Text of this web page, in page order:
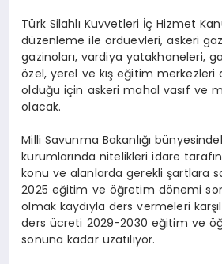
Türk Silahlı Kuvvetleri İç Hizmet
düzenleme ile orduevleri, askeri
gazinoları, vardiya yatakhaneleri,
özel, yerel ve kış eğitim merkezleri
olduğu için askeri mahal vasıf ve
olacak.
Milli Savunma Bakanlığı
kurumlarında nitelikleri idare
konu ve alanlarda gerekli şartlara
2025 eğitim ve öğretim dönemi
olmak kaydıyla ders vermeleri
ders ücreti 2029-2030 eğitim ve
sonuna kadar uzatılıyor.